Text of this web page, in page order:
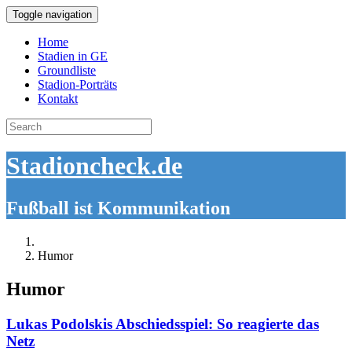
Toggle navigation
Home
Stadien in GE
Groundliste
Stadion-Porträts
Kontakt
Search
for:
Stadioncheck.de
Fußball ist Kommunikation
Humor
Humor
Lukas Podolskis Abschiedsspiel: So reagierte das
Netz